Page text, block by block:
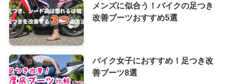
メンズに似合う！バイクの足つき
改善ブーツおすすめ5選
バイク女子におすすめ！足つき改
善ブーツ8選